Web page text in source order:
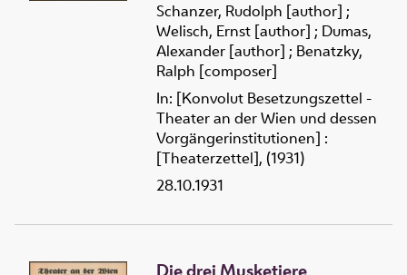
Schanzer, Rudolph [author] ;
Welisch, Ernst [author] ; Dumas,
Alexander [author] ; Benatzky,
Ralph [composer]
In: [Konvolut Besetzungszettel -
Theater an der Wien und dessen
Vorgängerinstitutionen] :
[Theaterzettel], (1931)
28.10.1931